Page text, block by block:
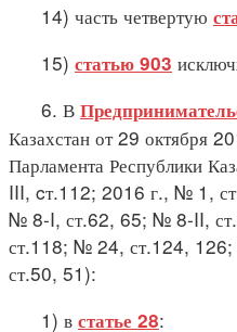
14) часть четвертую
15) статью 903
6. В
Казахстан от 29 октября
Парламента Республики
III, cт.112; 2016 г., № 1,
№ 8-I, ст.62, 65; № 8-II,
ст.118; № 24, ст.124,
ст.50, 51):
1) в статье 28: